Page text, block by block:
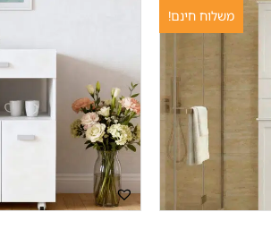
משלוח חינם!